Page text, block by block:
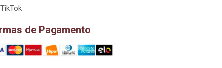
TikTok
de Pagamento